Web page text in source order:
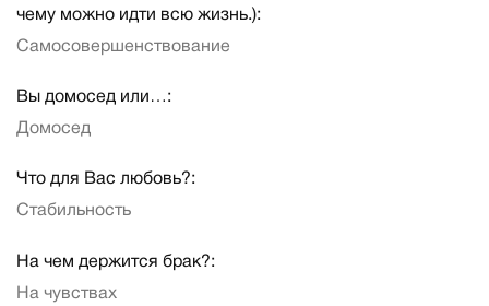
чему можно идти всю жизнь.):
Самосовершенствование
Вы домосед или…:
Домосед
Что для Вас любовь?:
Стабильность
На чем держится брак?:
На чувствах